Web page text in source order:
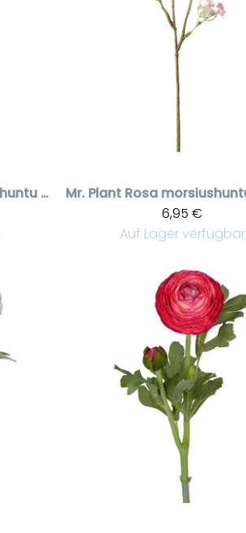
Valkoinen morsiushuntu kestokukka
Mr. Plant
6,95 €
Auf Lager verfügbar